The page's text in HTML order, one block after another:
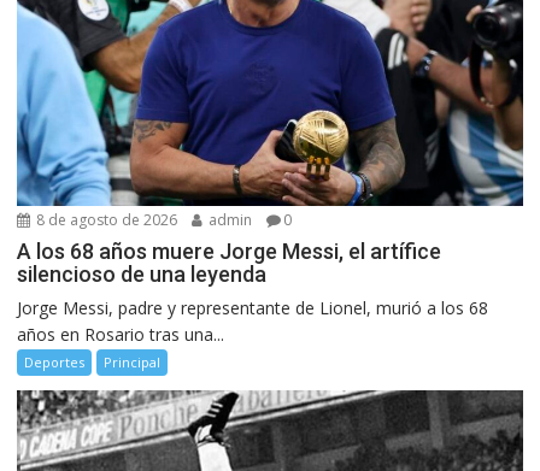
8 de agosto de 2026 admin 0
A los 68 años muere Jorge Messi, el artífice
silencioso de una leyenda
Jorge Messi, padre y representante de Lionel, murió a los 68
años en Rosario tras una...
Deportes Principal